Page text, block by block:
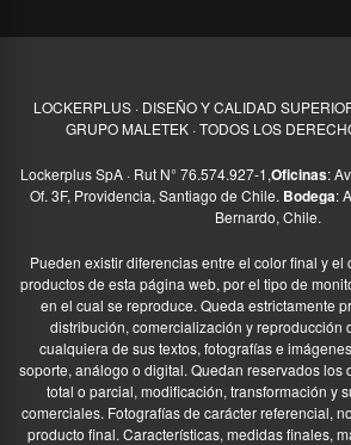
LOCKERPLUS · DISEÑO Y CALIDAD
GRUPO MALETEK · TODOS LOS
Lockerplus SpA · Rut N° 76.574.927-1,Oficinas:
Of. 3F, Providencia, Santiago de Chile. Bodega:
Bernardo, Chile.
Pueden existir diferencias entre el color final y
productos de esta página web, por el tipo de
en el cual se reproduce. Queda estrictamente
distribución, comercialización y reproducción
cualquiera de sus textos, fotografías e
soporte, análogo o digital. Quedan reservados los
total o parcial, modificación, transformación y
comerciales. Fotografías de carácter referencial,
producto final. Características, medidas finales,